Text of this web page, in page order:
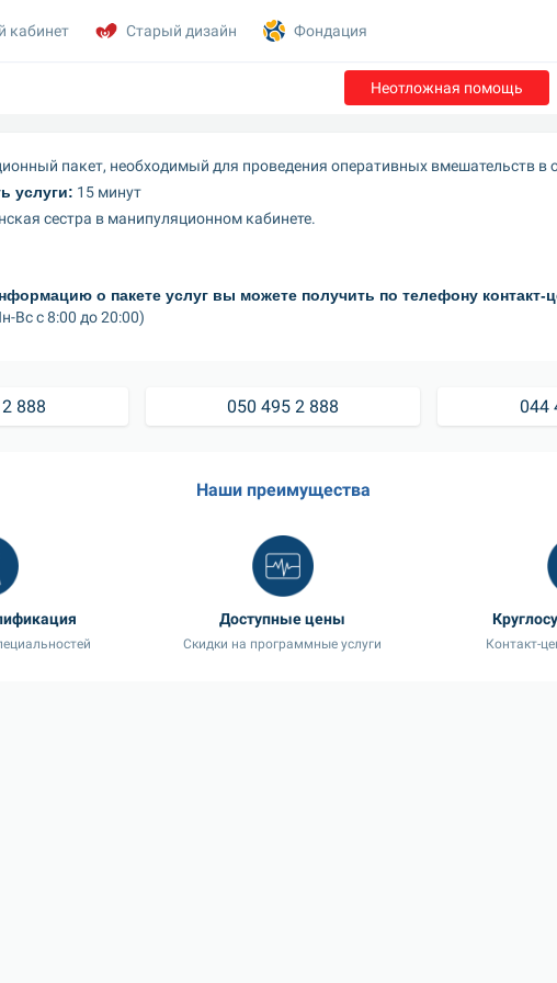
Неотложная помощь
пакет, необходимый для проведения оперативных вмешательств в
услуги: 15 минут
сестра в манипуляционном кабинете.
о пакете услуг вы можете получить по телефону контакт-
Вс с 8:00 до 20:00)
888 050 495 2 888 044
Наши преимущества
Доступные цены
Скидки на программные услуги Контакт-
кабинет Старый дизайн Фондация